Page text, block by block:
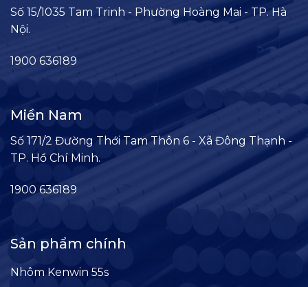
Số 15/1035 Tam Trinh - Phường Hoàng Mai - TP. Hà
Nội.
1900 636189
Miền Nam
Số 171/2 Đường Thới Tam Thôn 6 - Xã Đông Thạnh -
TP. Hồ Chí Minh.
1900 636189
Sản phẩm chính
Nhôm Kenwin 55s